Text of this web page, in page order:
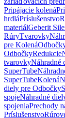
Pripájacie kolená
hrdláPríslušenstvo
materiálGeberit
RúryTvarovky
pre Kolená
OdbočkyRedukcie
tvarovkyNáhradné
SuperTube
SuperTubeKolená
diely pre Odbočky
spojeNáhradné
spojeniaPrechody
Príslušenstvo